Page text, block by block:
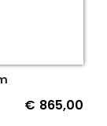
€ 865,00